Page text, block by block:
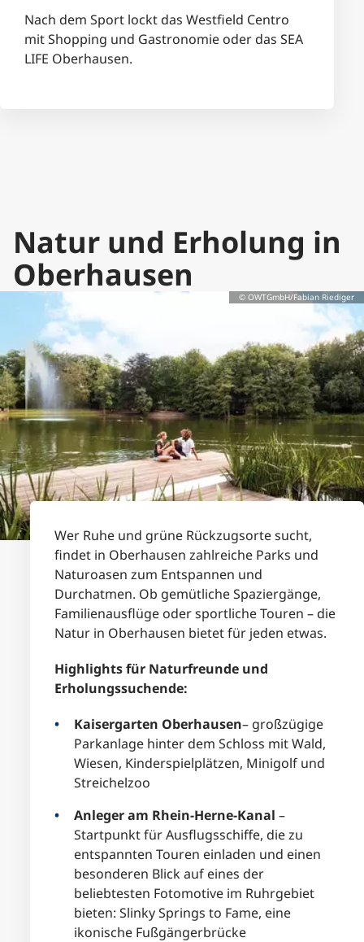
Nach dem Sport lockt das Westfield Centro
mit Shopping und Gastronomie oder das SEA
LIFE Oberhausen.
Natur und Erholung in
Oberhausen
Wer Ruhe und grüne Rückzugsorte sucht,
findet in Oberhausen zahlreiche Parks und
Naturoasen zum Entspannen und
Durchatmen. Ob gemütliche Spaziergänge,
Familienausflüge oder sportliche Touren – die
Natur in Oberhausen bietet für jeden etwas.
Highlights für Naturfreunde und
Erholungssuchende:
Kaisergarten Oberhausen– großzügige
Parkanlage hinter dem Schloss mit Wald,
Wiesen, Kinderspielplätzen, Minigolf und
Streichelzoo
Anleger am Rhein-Herne-Kanal –
Startpunkt für Ausflugsschiffe, die zu
entspannten Touren einladen und einen
besonderen Blick auf eines der
beliebtesten Fotomotive im Ruhrgebiet
bieten: Slinky Springs to Fame, eine
ikonische Fußgängerbrücke
© OWTGmbH/Fabian Riediger